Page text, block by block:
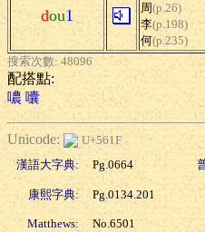
dou1
周(p.26)
李(p.198)
何(p.235)
搜索次數: 48096
配搭點:
噥 囔
Unicode:
U+561F
漢語大字典:
Pg.0664
康熙字典: Pg.0134.201
Matthews: No.6501